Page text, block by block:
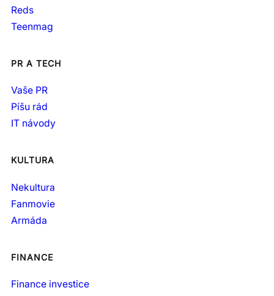
Reds
Teenmag
PR A TECH
Vaše PR
Píšu rád
IT návody
KULTURA
Nekultura
Fanmovie
Armáda
FINANCE
Finance investice